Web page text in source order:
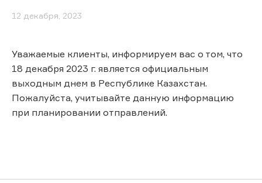
12 декабря, 2023
Уважаемые клиенты, информируем вас о том, что
18 декабря 2023 г. является официальным
выходным днем в Республике Казахстан.
Пожалуйста, учитывайте данную информацию
при планировании отправлений.